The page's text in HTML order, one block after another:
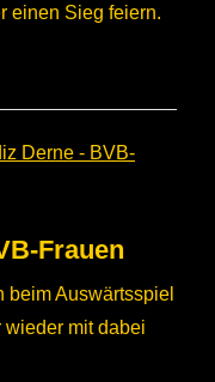
einen Sieg feiern.
Frauen
Auswärtsspiel
mit dabei